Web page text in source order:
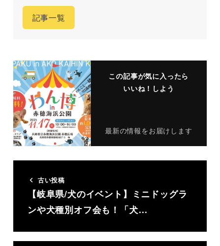
記事一覧
この記事が気に入ったら
いいね！しよう
最新の情報をお届けします
古い投稿
【岐阜県/犬のイベント】ミニドッグラ
ンや犬種別オフ会も！「犬…